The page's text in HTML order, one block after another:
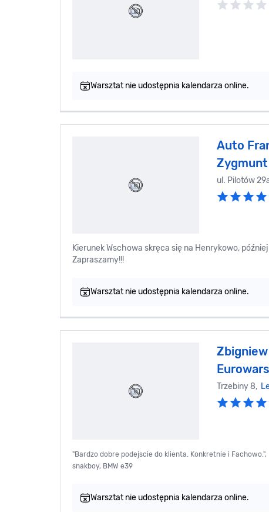
Warsztat nie udostępnia kalendarza online.
Auto
Zygmunt
ul. Pilotów
Kierunek Wschowa skręca się na Henrykowo,
Zapraszamy!!!
Warsztat nie udostępnia kalendarza online.
Zbigniew
Trzebiny 8,
"Bardzo dobre podejscie do klienta. Konkretnie i Fachowo.",
snakboy, BMW e39
Warsztat nie udostępnia kalendarza online.